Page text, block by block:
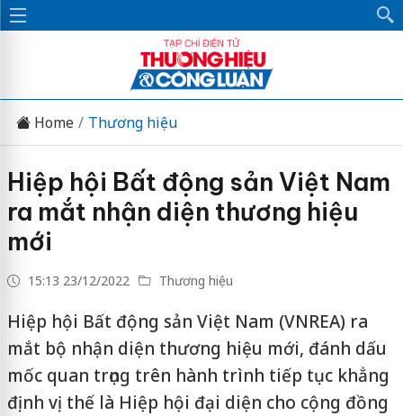
Home Thương hiệu
Hiệp hội Bất động sản Việt Nam
ra mắt nhận diện thương hiệu
mới
15:13 23/12/2022 Thương hiệu
Hiệp hội Bất động sản Việt Nam (VNREA) ra
mắt bộ nhận diện thương hiệu mới, đánh dấu
mốc quan trọng trên hành trình tiếp tục khẳng
định vị thế là Hiệp hội đại diện cho cộng đồng